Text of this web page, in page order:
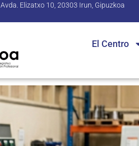
Avda. Elizatxo 10, 20303 Irun, Gipuzkoa
El Centro